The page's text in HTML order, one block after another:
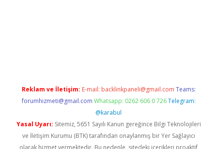
Reklam ve İletişim: E-mail: backlinkpaneli@gmail.com Teams:
forumhizmeti@gmail.com Whatsapp: 0262 606 0 726 Telegram:
@karabul
Yasal Uyarı: Sitemiz, 5651 Sayılı Kanun gereğince Bilgi Teknolojileri
ve İletişim Kurumu (BTK) tarafından onaylanmış bir Yer Sağlayıcı
olarak hizmet vermektedir. Bu nedenle, sitedeki içerikleri proaktif